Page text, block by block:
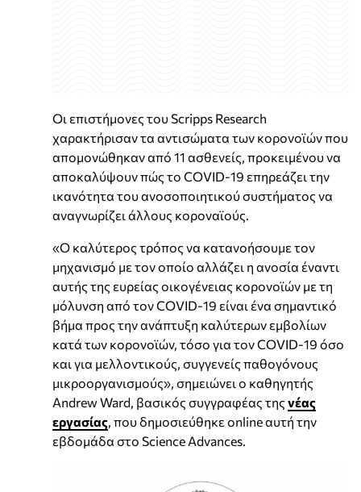
Οι επιστήμονες του Scripps Research
χαρακτήρισαν τα αντισώματα των κορονοϊών που
απομονώθηκαν από 11 ασθενείς, προκειμένου να
αποκαλύψουν πώς το COVID-19 επηρεάζει την
ικανότητα του ανοσοποιητικού συστήματος να
αναγνωρίζει άλλους κοροναϊούς.
«Ο καλύτερος τρόπος να κατανοήσουμε τον
μηχανισμό με τον οποίο αλλάζει η ανοσία έναντι
αυτής της ευρείας οικογένειας κορονοϊών με τη
μόλυνση από τον COVID-19 είναι ένα σημαντικό
βήμα προς την ανάπτυξη καλύτερων εμβολίων
κατά των κορονοϊών, τόσο για τον COVID-19 όσο
και για μελλοντικούς, συγγενείς παθογόνους
μικροοργανισμούς», σημειώνει ο καθηγητής
Andrew Ward, βασικός συγγραφέας της νέας
εργασίας, που δημοσιεύθηκε online αυτή την
εβδομάδα στο Science Advances.